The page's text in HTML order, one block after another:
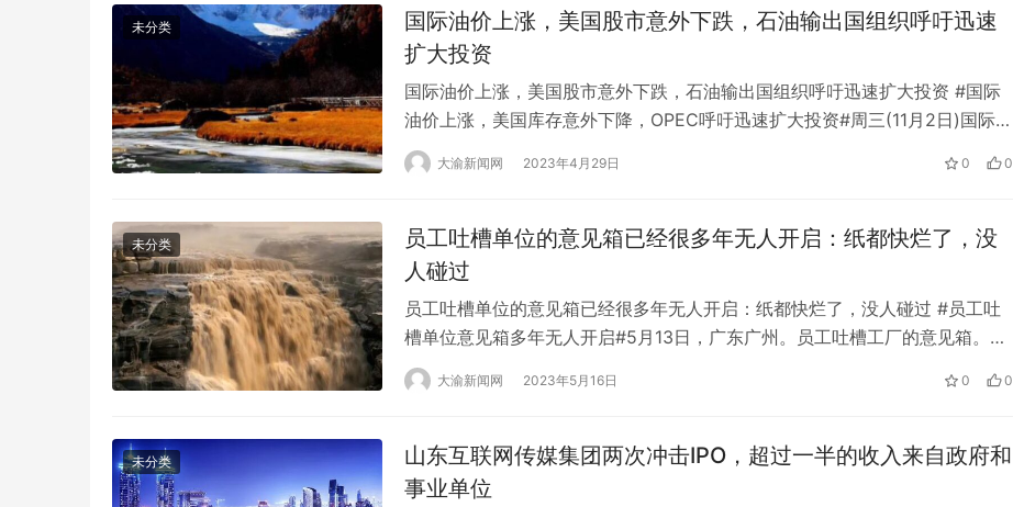
未分类
国际油价上涨，美国股市意外下跌，石油输出国组织呼吁迅速
扩大投资
国际油价上涨，美国股市意外下跌，石油输出国组织呼吁迅速扩大投资 #国际
油价上涨，美国库存意外下降，OPEC呼吁迅速扩大投资#周三(11月2日)国际油
价上涨，因行业数据显示美国原油库存意外下降，这表明尽管美联储激进加息
抑制了经济增长，但石油需求依然坚挺。石油输出国组织秘书长呼吁迅速扩大
大渝新闻网 2023年4月29日 0 0
未分类
员工吐槽单位的意见箱已经很多年无人开启：纸都快烂了，没
人碰过
员工吐槽单位的意见箱已经很多年无人开启：纸都快烂了，没人碰过 #员工吐
槽单位意见箱多年无人开启#5月13日，广东广州。员工吐槽工厂的意见箱。好
多年没人打开了，盒子里的纸也快烂了。工厂员工张先生说，他所在工厂的工
会有意见箱，收集大家的建议。 那天看到意见箱，很好奇打开。打开后发现里
题，他也…
大渝新闻网 2023年5月16日 0 0
未分类
山东互联网传媒集团两次冲击IPO，超过一半的收入来自政府和
事业单位